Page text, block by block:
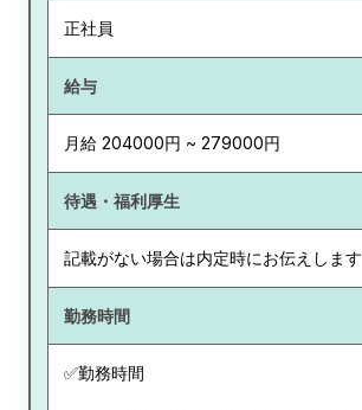
正社員
給与
月給 204000円 ~ 279000円
待遇・福利厚生
記載がない場合は内定時にお伝えします
勤務時間
✅勤務時間